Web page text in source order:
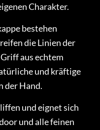
Charakter.
bestehen
die Linien der
aus echtem
und kräftige
der Hand.
und eignet sich
und alle feinen